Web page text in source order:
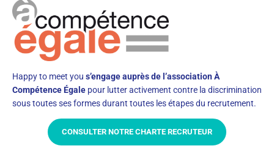
Happy to meet you s’engage auprès de l’association À
Compétence Égale pour lutter activement contre la discrimination
sous toutes ses formes durant toutes les étapes du recrutement.
CONSULTER NOTRE CHARTE RECRUTEUR